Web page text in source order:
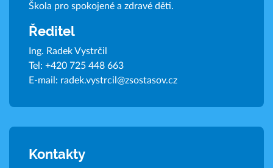
Škola pro spokojené a zdravé děti.
Ředitel
Ing. Radek Vystrčil
Tel: +420 725 448 663
E-mail: radek.vystrcil@zsostasov.cz
Kontakty